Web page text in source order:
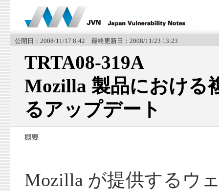
公開日：2008/11/17 8:42 最終更新日：2008/11/23 13:23
TRTA08-319A
Mozilla 製品における
るアップデート
Mozilla が提供するウ